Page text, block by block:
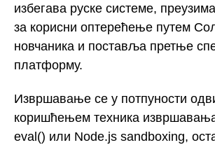
избегава руске системе,
за корисни оптерећење путем
новчаника и поставља претње
платформу.
Извршавање се у потпуности
коришћењем техника
eval() или Node.js sandboxing,